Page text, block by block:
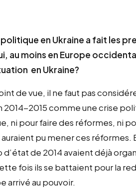
en Ukraine a fait les
au moins en Europe
en Ukraine?
de vue, il ne faut pas
2015 comme une crise
ni pour faire des réformes, ni
pu mener ces réformes.
de 2014 avaient déjà
fois ils se battaient pour la
arrivé au pouvoir.